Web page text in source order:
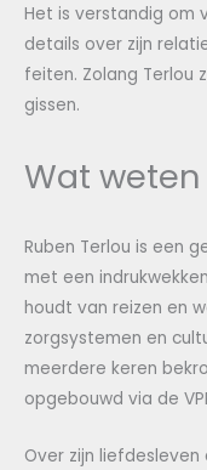
Het is verstandig om
details over zijn
feiten. Zolang Terlou
gissen.
Wat weten
Ruben Terlou is een
met een
houdt van reizen en
zorgsystemen en
meerdere keren
opgebouwd via de
Over zijn